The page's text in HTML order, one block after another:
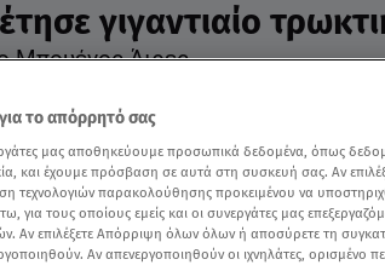
γιγαντιαίο
Μπουένος Άιρες
το απόρρητό σας
μας αποθηκεύουμε προσωπικά δεδομένα, όπως
και έχουμε πρόσβαση σε αυτά στη συσκευή σας. Αν
τεχνολογιών παρακολούθησης προκειμένου να
για τους οποίους εμείς και οι συνεργάτες μας
Αν επιλέξετε Απόρριψη όλων όλων ή αποσύρετε τη
Αν απενεργοποιηθούν οι ιχνηλάτες, ορισμένο